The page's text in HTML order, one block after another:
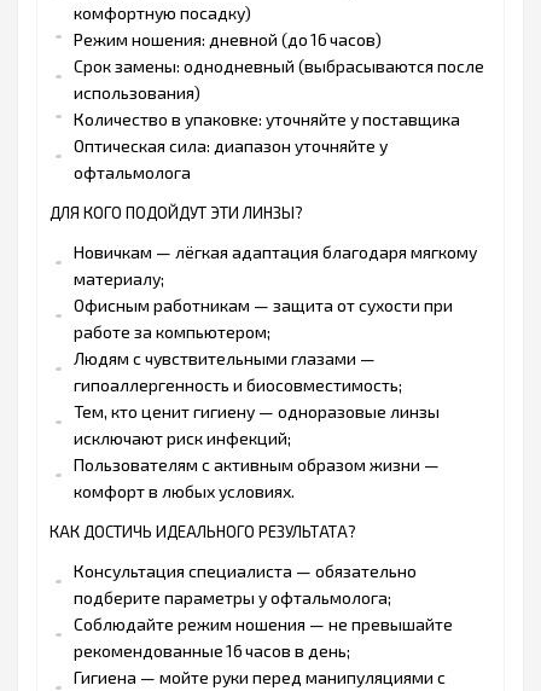
комфортную посадку)
Режим ношения: дневной (до 16 часов)
Срок замены: однодневный (выбрасываются после
использования)
Количество в упаковке: уточняйте у поставщика
Оптическая сила: диапазон уточняйте у
офтальмолога
ДЛЯ КОГО ПОДОЙДУТ ЭТИ ЛИНЗЫ?
Новичкам — лёгкая адаптация благодаря мягкому
материалу;
Офисным работникам — защита от сухости при
работе за компьютером;
Людям с чувствительными глазами —
гипоаллергенность и биосовместимость;
Тем, кто ценит гигиену — одноразовые линзы
исключают риск инфекций;
Пользователям с активным образом жизни —
комфорт в любых условиях.
КАК ДОСТИЧЬ ИДЕАЛЬНОГО РЕЗУЛЬТАТА?
Консультация специалиста — обязательно
подберите параметры у офтальмолога;
Соблюдайте режим ношения — не превышайте
рекомендованные 16 часов в день;
Гигиена — мойте руки перед манипуляциями с